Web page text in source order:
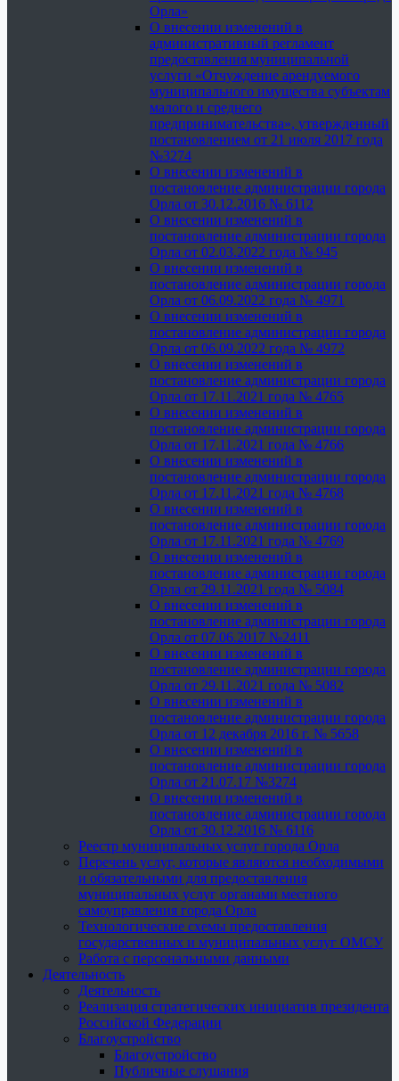
Орла»
О внесении изменений в
административный регламент
предоставления муниципальной
услуги «Отчуждение арендуемого
муниципального имущества субъектам
малого и среднего
предпринимательства», утвержденный
постановлением от 21 июля 2017 года
№3274
О внесении изменений в
постановление администрации города
Орла от 30.12.2016 № 6112
О внесении изменений в
постановление администрации города
Орла от 02.03.2022 года № 945
О внесении изменений в
постановление администрации города
Орла от 06.09.2022 года № 4971
О внесении изменений в
постановление администрации города
Орла от 06.09.2022 года № 4972
О внесении изменений в
постановление администрации города
Орла от 17.11.2021 года № 4765
О внесении изменений в
постановление администрации города
Орла от 17.11.2021 года № 4766
О внесении изменений в
постановление администрации города
Орла от 17.11.2021 года № 4768
О внесении изменений в
постановление администрации города
Орла от 17.11.2021 года № 4769
О внесении изменений в
постановление администрации города
Орла от 29.11.2021 года № 5084
О внесении изменений в
постановление администрации города
Орла от 07.06.2017 №2411
О внесении изменений в
постановление администрации города
Орла от 29.11.2021 года № 5082
О внесении изменений в
постановление администрации города
Орла от 12 декабря 2016 г. № 5658
О внесении изменений в
постановление администрации города
Орла от 21.07.17 №3274
О внесении изменений в
постановление администрации города
Орла от 30.12.2016 № 6116
Реестр муниципальных услуг города Орла
Перечень услуг, которые являются необходимыми
и обязательными для предоставления
муниципальных услуг органами местного
самоуправления города Орла
Технологические схемы предоставления
государственных и муниципальных услуг ОМСУ
Работа с персональными данными
Деятельность
Деятельность
Реализация стратегических инициатив президента
Российской Федерации
Благоустройство
Благоустройство
Публичные слушания